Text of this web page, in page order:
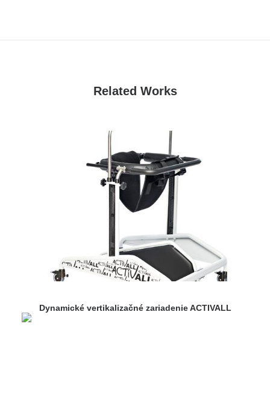
Related Works
Dynamické vertikalizačné zariadenie ACTIVALL